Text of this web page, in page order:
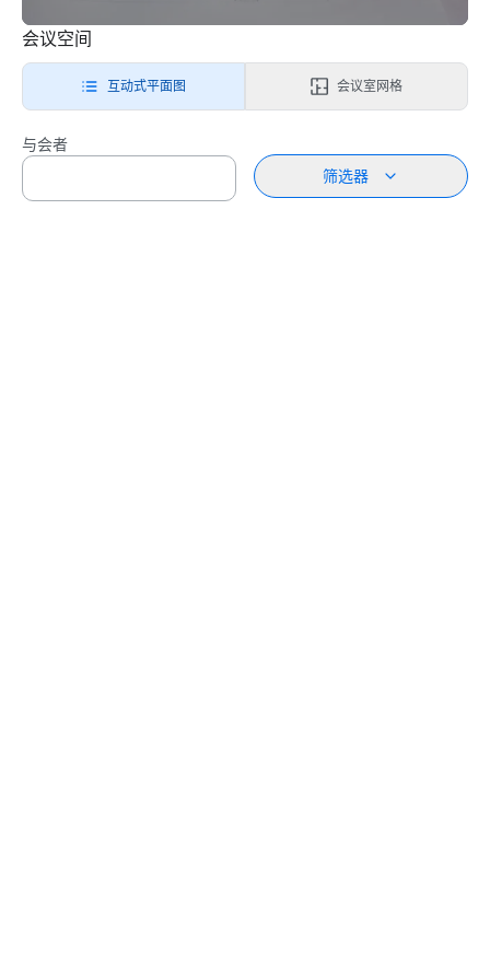
会议空间
互动式平面图 会议室网格
与会者
筛选器